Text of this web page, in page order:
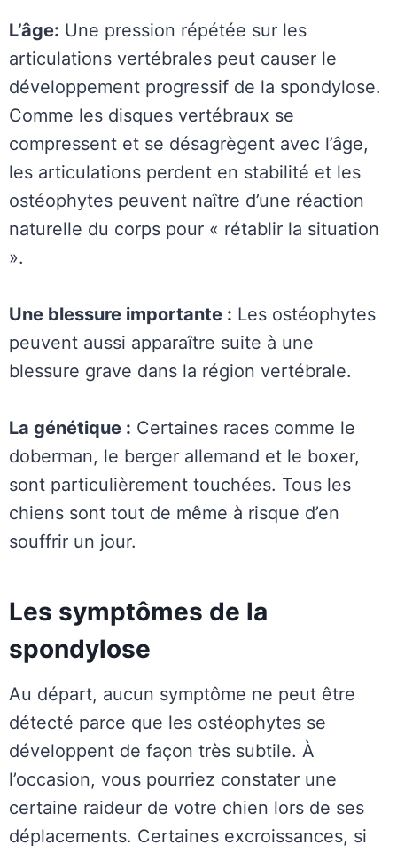
L’âge: Une pression répétée sur les
articulations vertébrales peut causer le
développement progressif de la spondylose.
Comme les disques vertébraux se
compressent et se désagrègent avec l’âge,
les articulations perdent en stabilité et les
ostéophytes peuvent naître d’une réaction
naturelle du corps pour « rétablir la situation
».
Une blessure importante : Les ostéophytes
peuvent aussi apparaître suite à une
blessure grave dans la région vertébrale.
La génétique : Certaines races comme le
doberman, le berger allemand et le boxer,
sont particulièrement touchées. Tous les
chiens sont tout de même à risque d’en
souffrir un jour.
Les symptômes de la
spondylose
Au départ, aucun symptôme ne peut être
détecté parce que les ostéophytes se
développent de façon très subtile. À
l’occasion, vous pourriez constater une
certaine raideur de votre chien lors de ses
déplacements. Certaines excroissances, si